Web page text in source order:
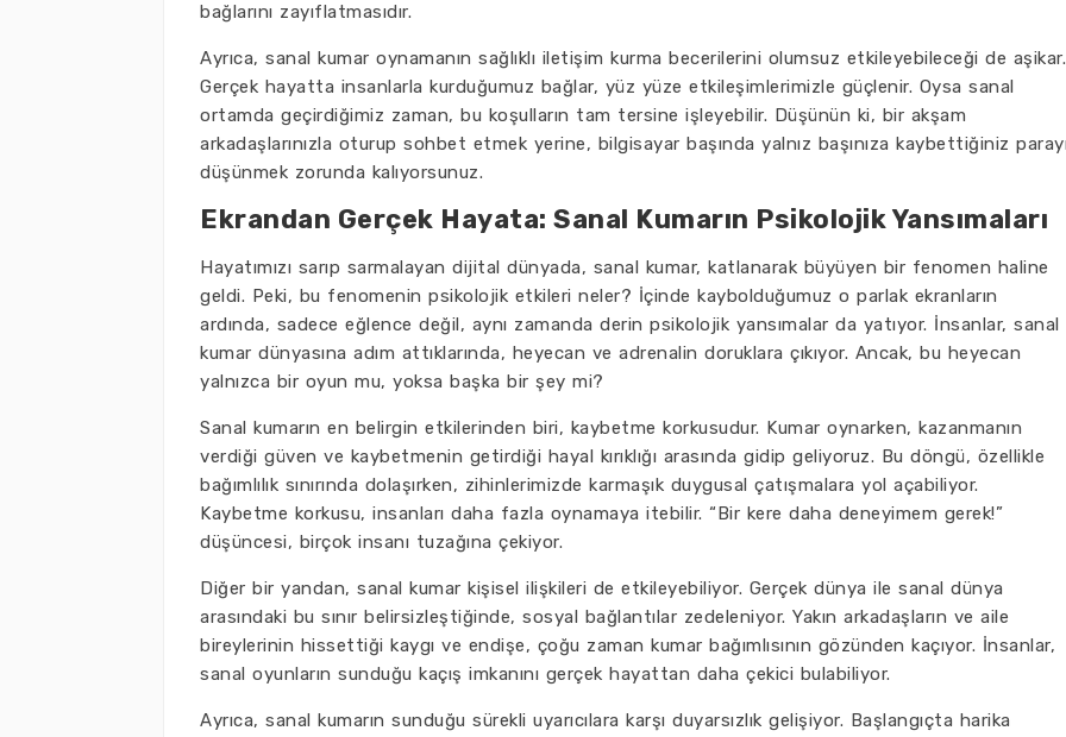
bağlarını zayıflatmasıdır.
Ayrıca, sanal kumar oynamanın sağlıklı iletişim kurma becerilerini olumsuz etkileyebileceği de aşikar.
Gerçek hayatta insanlarla kurduğumuz bağlar, yüz yüze etkileşimlerimizle güçlenir. Oysa sanal
ortamda geçirdiğimiz zaman, bu koşulların tam tersine işleyebilir. Düşünün ki, bir akşam
arkadaşlarınızla oturup sohbet etmek yerine, bilgisayar başında yalnız başınıza kaybettiğiniz
düşünmek zorunda kalıyorsunuz.
Ekrandan Gerçek Hayata: Sanal Kumarın Psikolojik Yansımaları
Hayatımızı sarıp sarmalayan dijital dünyada, sanal kumar, katlanarak büyüyen bir fenomen haline
geldi. Peki, bu fenomenin psikolojik etkileri neler? İçinde kaybolduğumuz o parlak ekranların
ardında, sadece eğlence değil, aynı zamanda derin psikolojik yansımalar da yatıyor. İnsanlar, sanal
kumar dünyasına adım attıklarında, heyecan ve adrenalin doruklara çıkıyor. Ancak, bu heyecan
yalnızca bir oyun mu, yoksa başka bir şey mi?
Sanal kumarın en belirgin etkilerinden biri, kaybetme korkusudur. Kumar oynarken, kazanmanın
verdiği güven ve kaybetmenin getirdiği hayal kırıklığı arasında gidip geliyoruz. Bu döngü, özellikle
bağımlılık sınırında dolaşırken, zihinlerimizde karmaşık duygusal çatışmalara yol açabiliyor.
Kaybetme korkusu, insanları daha fazla oynamaya itebilir. “Bir kere daha deneyimem gerek!”
düşüncesi, birçok insanı tuzağına çekiyor.
Diğer bir yandan, sanal kumar kişisel ilişkileri de etkileyebiliyor. Gerçek dünya ile sanal dünya
arasındaki bu sınır belirsizleştiğinde, sosyal bağlantılar zedeleniyor. Yakın arkadaşların ve aile
bireylerinin hissettiği kaygı ve endişe, çoğu zaman kumar bağımlısının gözünden kaçıyor. İnsanlar,
sanal oyunların sunduğu kaçış imkanını gerçek hayattan daha çekici bulabiliyor.
Ayrıca, sanal kumarın sunduğu sürekli uyarıcılara karşı duyarsızlık gelişiyor. Başlangıçta harika